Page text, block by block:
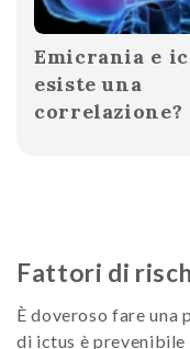
Emicrania e
esiste una
correlazione?
Fattori di
È doveroso fare una
di ictus è